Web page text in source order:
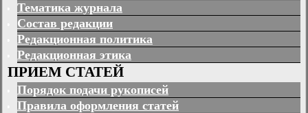
Тематика журнала
Состав редакции
Редакционная политика
Редакционная этика
ПРИЕМ СТАТЕЙ
Порядок подачи рукописей
Правила оформления статей